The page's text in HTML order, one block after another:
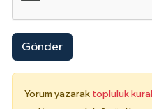
Gönder
Yorum yazarak topluluk